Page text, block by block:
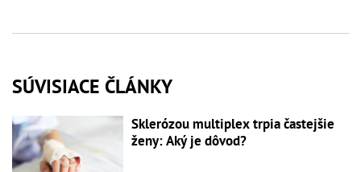
SÚVISIACE ČLÁNKY
Sklerózou multiplex trpia častejšie
ženy: Aký je dôvod?